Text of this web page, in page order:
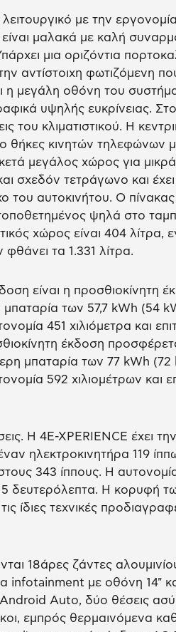
με την
μαλακά με καλή
μια οριζόντια
αντίστοιχη φωτιζόμενη
η μεγάλη οθόνη του
υψηλής ευκρίνειας.
του κλιματιστικού. Η
θήκες κινητών τηλεφώνων
μεγάλος χώρος για
και σχεδόν τετράγωνο και
του αυτοκινήτου. Ο
ψηλά στο
χώρος είναι 404 λίτρα,
τα 1.331 λίτρα.
είναι η προσθιοκίνητη
μπαταρία των 57,7 kWh (54
451 χιλιόμετρα και
έκδοση
μπαταρία των 77 kWh
592 χιλιομέτρων και
Η 4E-XPERIENCE έχει
ηλεκτροκινητήρα 119
343 ίππους. Η αυτονομία
δευτερόλεπτα. Η κορυφή
ίδιες τεχνικές
18άρες ζάντες
infotainment με οθόνη 14"
Auto, δύο θέσεις
εμπρός θερμαινόμενα